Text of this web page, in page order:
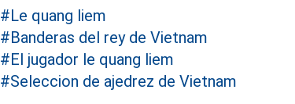
#Le quang liem
#Banderas del rey de Vietnam
#El jugador le quang liem
#Seleccion de ajedrez de Vietnam